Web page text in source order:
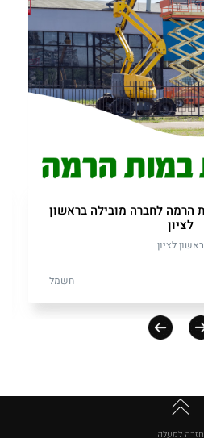
הרמה לחברה מובילה בראשון
לציון
ראשון לציון
חשמל
חזרה למעלה